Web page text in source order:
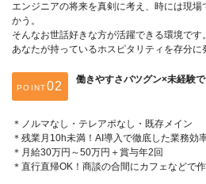
エンジニアの将来を真剣に考え、時には現
かう。
そんなお世話好きな方が活躍できる環境です。
あなたが持っているホスピタリティを存分に
POINT
働きやすさバツグン×未経験
＊ノルマなし・テレアポなし・既存メイン
＊残業月10h未満！AI導入で徹底した業務効
＊月給30万円～50万円＋賞与年2回
＊直行直帰OK！商談の合間にカフェなどで